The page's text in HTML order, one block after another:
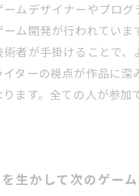
ムデザイナーやプロ
ム開発が行われてい
者が手掛けることで
ターの視点が作品に
ます。全ての人が参
生かして次のゲー